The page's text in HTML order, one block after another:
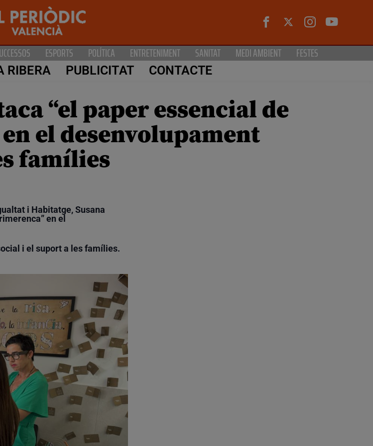
ESPORTS POLÍTICA ENTRETENIMENT SANITAT MEDI AMBIENT FESTES
RIBERA PUBLICITAT CONTACTE
“el paper essencial de
el desenvolupament
famílies
i Habitatge, Susana
en el
i el suport a les famílies.